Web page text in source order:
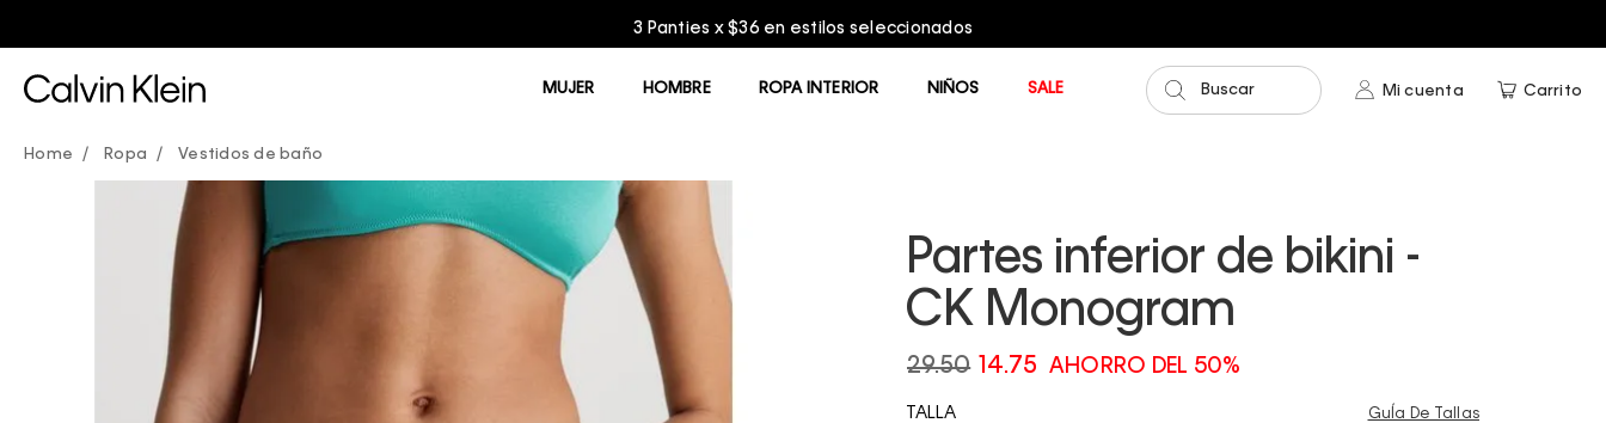
Buscar Mi cuenta Carrito
MUJER HOMBRE ROPA INTERIOR NIÑOS SALE
Ropa Vestidos de baño
Partes inferior de bikini -
CK Monogram
29.50 14.75 AHORRO DEL 50%
TALLA GuÍa De Tallas